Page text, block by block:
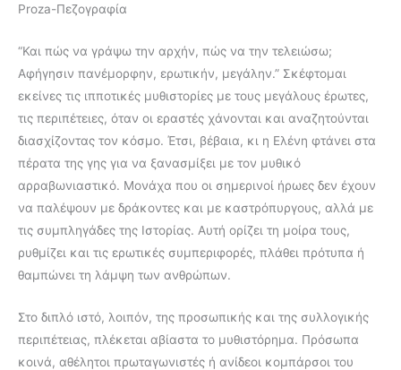
Proza-Πεζογραφία
“Και πώς να γράψω την αρχήν, πώς να την τελειώσω;
Αφήγησιν πανέμορφην, ερωτικήν, μεγάλην.” Σκέφτομαι
εκείνες τις ιπποτικές μυθιστορίες με τους μεγάλους έρωτες,
τις περιπέτειες, όταν οι εραστές χάνονται και αναζητούνται
διασχίζοντας τον κόσμο. Έτσι, βέβαια, κι η Ελένη φτάνει στα
πέρατα της γης για να ξανασμίξει με τον μυθικό
αρραβωνιαστικό. Μονάχα που οι σημερινοί ήρωες δεν έχουν
να παλέψουν με δράκοντες και με καστρόπυργους, αλλά με
τις συμπληγάδες της Ιστορίας. Αυτή ορίζει τη μοίρα τους,
ρυθμίζει και τις ερωτικές συμπεριφορές, πλάθει πρότυπα ή
θαμπώνει τη λάμψη των ανθρώπων.
Στο διπλό ιστό, λοιπόν, της προσωπικής και της συλλογικής
περιπέτειας, πλέκεται αβίαστα το μυθιστόρημα. Πρόσωπα
κοινά, αθέλητοι πρωταγωνιστές ή ανίδεοι κομπάρσοι του